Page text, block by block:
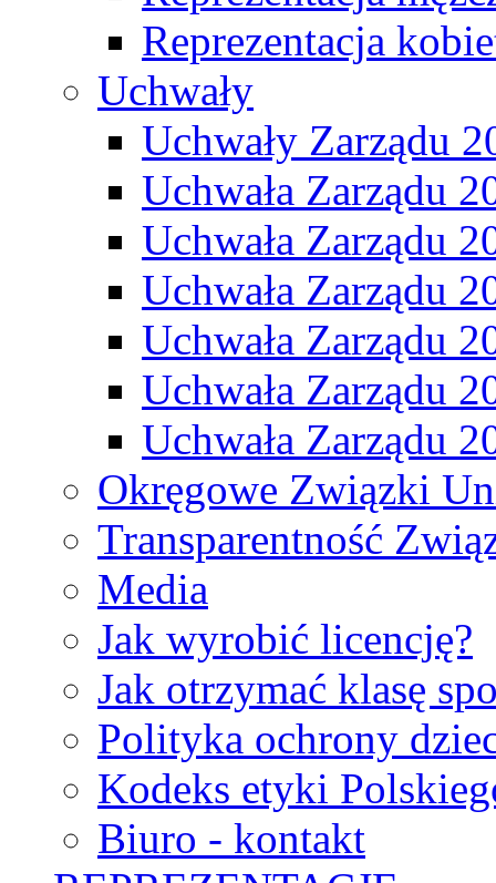
Reprezentacja
Uchwały
Uchwały Zarządu
Uchwała Zarządu
Uchwała Zarządu
Uchwała Zarządu
Uchwała Zarządu
Uchwała Zarządu
Uchwała Zarządu
Okręgowe Związki
Transparentność
Media
Jak wyrobić licencję?
Jak otrzymać klasę
Polityka ochrony
Kodeks etyki
Biuro - kontakt